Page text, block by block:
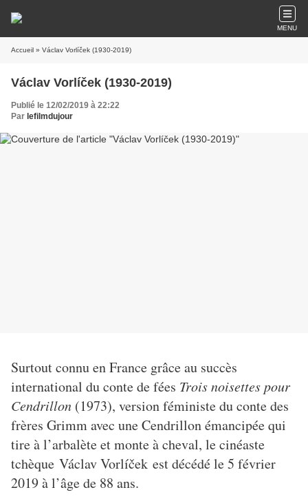
MENU
Accueil » Václav Vorlíček (1930-2019)
Václav Vorlíček (1930-2019)
Publié le 12/02/2019 à 22:22
Par lefilmdujour
Surtout connu en France grâce au succès
international du conte de fées Trois noisettes pour
Cendrillon (1973), version féministe du conte des
frères Grimm avec une Cendrillon émancipée qui
tire à l’arbalète et monte à cheval, le cinéaste
tchèque Václav Vorlíček est décédé le 5 février
2019 à l’âge de 88 ans.